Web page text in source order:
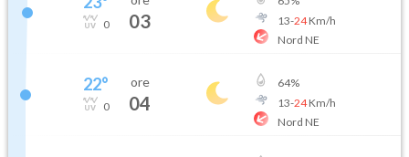
0 03
13-24Km/h
Nord NE
22°
0
ore
04
64%
13-24Km/h
Nord NE